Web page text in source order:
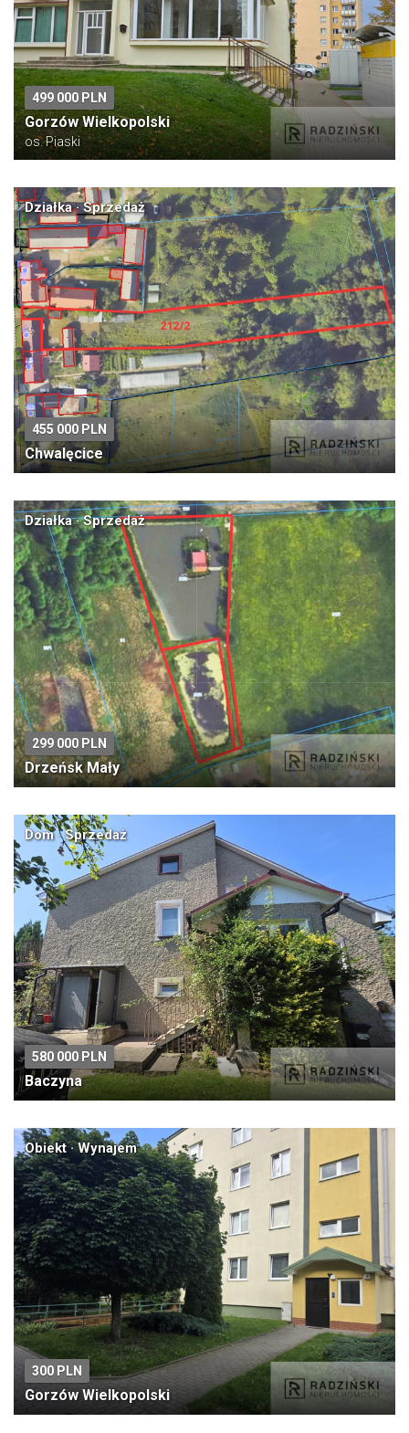
499 000 PLN
Gorzów Wielkopolski
os. Piaski
Działka · Sprzedaż
455 000 PLN
Chwalęcice
Działka · Sprzedaż
299 000 PLN
Drzeńsk Mały
Dom · Sprzedaż
580 000 PLN
Baczyna
Obiekt · Wynajem
300 PLN
Gorzów Wielkopolski